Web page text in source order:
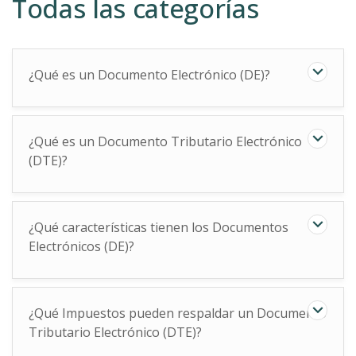
Todas las categorías
¿Qué es un Documento Electrónico (DE)?
¿Qué es un Documento Tributario Electrónico
(DTE)?
¿Qué características tienen los Documentos
Electrónicos (DE)?
¿Qué Impuestos pueden respaldar un Documento
Tributario Electrónico (DTE)?